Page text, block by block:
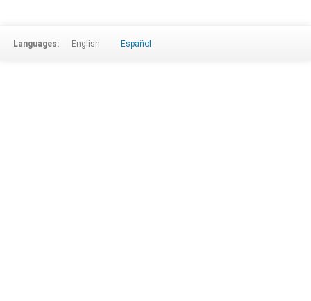
Languages: English Español